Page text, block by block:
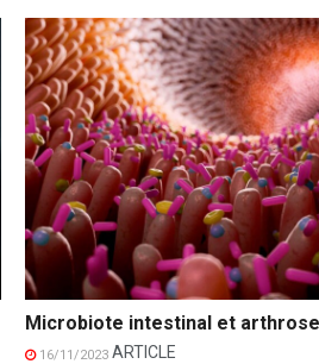
Microbiote intestinal et arthrose
16/11/2023ARTICLE